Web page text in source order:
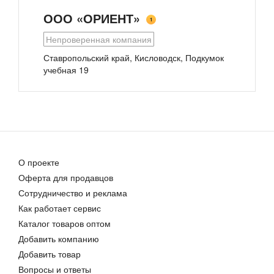
Мужские тапки «Pike»
1 150,00 руб.
ООО «ОРИЕНТ» 1
Непроверенная компания
Ставропольский край, Кисловодск, Подкумок
учебная 19
О проекте
Оферта для продавцов
Сотрудничество и реклама
Как работает сервис
Каталог товаров оптом
Добавить компанию
Добавить товар
Вопросы и ответы